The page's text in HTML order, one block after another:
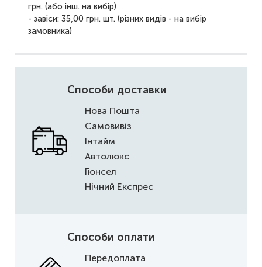
грн. (або інш. на вибір)
- завіси: 35,00 грн. шт. (різних видів - на вибір
замовника)
Способи доставки
Нова Пошта
Самовивіз
Інтайм
Автолюкс
Гюнсел
Нічний Експрес
Способи оплати
Передоплата